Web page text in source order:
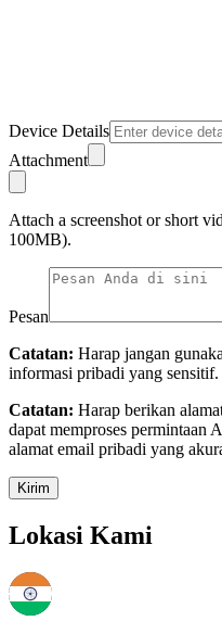
Device Details
Attachment
Attach a screenshot or short
100MB).
Pesan
Catatan: Harap jangan
informasi pribadi yang sensitif.
Catatan: Harap berikan
dapat memproses permintaan
alamat email pribadi yang
Kirim
Lokasi Kami